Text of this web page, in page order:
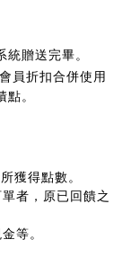
贈送完畢。
員折扣合併使用
。
獲得點數。
者，原已回饋之
等。